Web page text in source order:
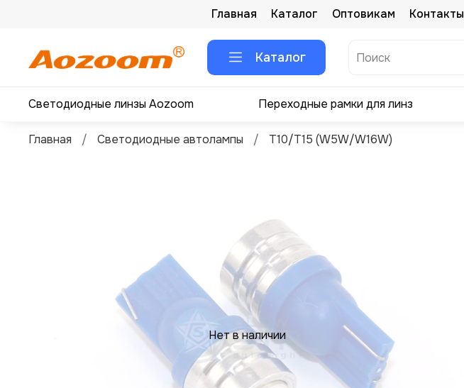
Главная Каталог Оптовикам Контакты
Каталог
Светодиодные линзы Aozoom Переходные рамки для линз
Главная Светодиодные автолампы T10/T15 (W5W/W16W)
Нет в наличии